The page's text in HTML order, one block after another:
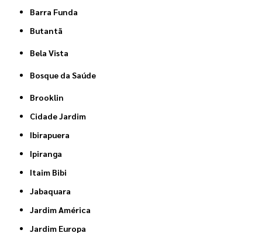
Barra Funda
Butantã
Bela Vista
Bosque da Saúde
Brooklin
Cidade Jardim
Ibirapuera
Ipiranga
Itaim Bibi
Jabaquara
Jardim América
Jardim Europa